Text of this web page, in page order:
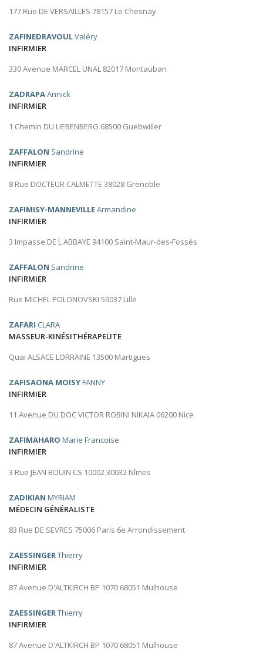
177 Rue DE VERSAILLES 78157 Le Chesnay
ZAFINEDRAVOULValéry
INFIRMIER
330 Avenue MARCEL UNAL 82017 Montauban
ZADRAPAAnnick
INFIRMIER
1 Chemin DU LIEBENBERG 68500 Guebwiller
ZAFFALON Sandrine
INFIRMIER
8 Rue DOCTEUR CALMETTE 38028 Grenoble
ZAFIMISY-MANNEVILLEArmandine
INFIRMIER
3 Impasse DE L ABBAYE 94100 Saint-Maur-des-Fossés
ZAFFALON Sandrine
INFIRMIER
Rue MICHEL POLONOVSKI 59037 Lille
ZAFARI CLARA
MASSEUR-KINÉSITHÉRAPEUTE
Quai ALSACE LORRAINE 13500 Martigues
ZAFISAONA MOISYFANNY
INFIRMIER
11 Avenue DU DOC VICTOR ROBINI NIKAIA 06200 Nice
ZAFIMAHARO Marie Francoise
INFIRMIER
3 Rue JEAN BOUIN CS 10002 30032 Nîmes
ZADIKIAN MYRIAM
MÉDECIN GÉNÉRALISTE
83 Rue DE SEVRES 75006 Paris 6e Arrondissement
ZAESSINGERThierry
INFIRMIER
87 Avenue D'ALTKIRCH BP 1070 68051 Mulhouse
ZAESSINGERThierry
INFIRMIER
87 Avenue D'ALTKIRCH BP 1070 68051 Mulhouse